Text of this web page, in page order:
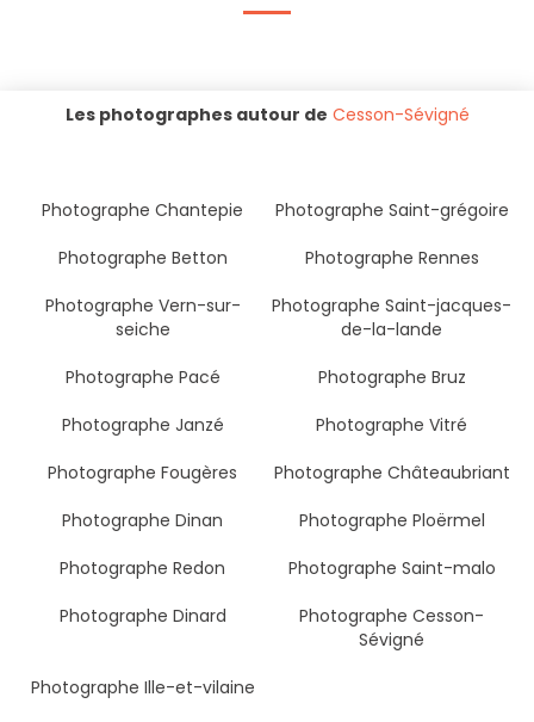
Les photographes autour de Cesson-Sévigné
Photographe Chantepie
Photographe Saint-grégoire
Photographe Betton
Photographe Rennes
Photographe Vern-sur-
seiche
Photographe Saint-jacques-
de-la-lande
Photographe Pacé
Photographe Bruz
Photographe Janzé
Photographe Vitré
Photographe Fougères
Photographe Châteaubriant
Photographe Dinan
Photographe Ploërmel
Photographe Redon
Photographe Saint-malo
Photographe Dinard
Photographe Cesson-
Sévigné
Photographe Ille-et-vilaine